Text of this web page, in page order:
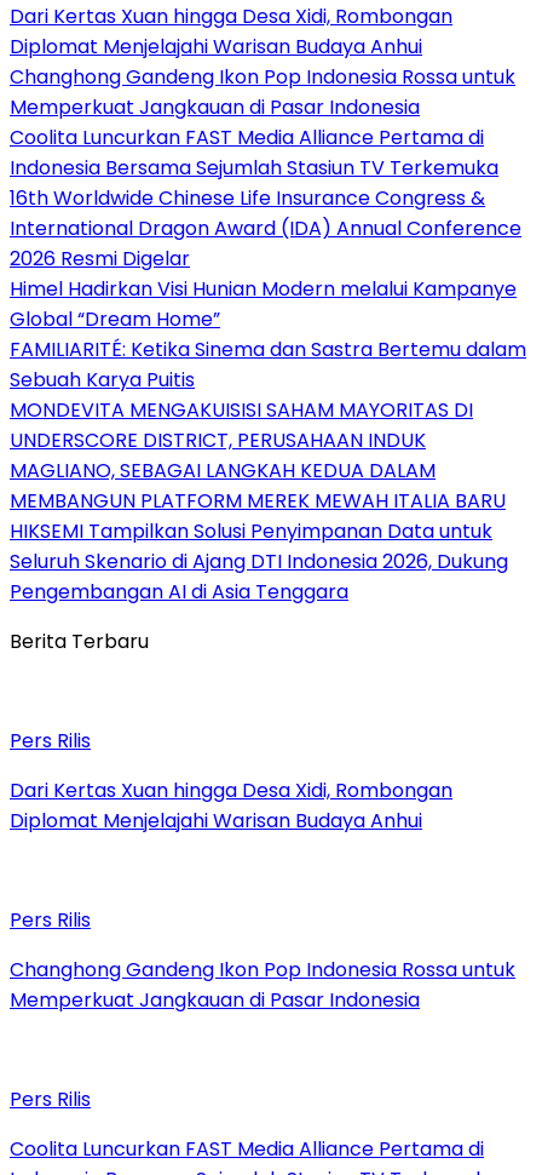
Dari Kertas Xuan hingga Desa Xidi, Rombongan
Diplomat Menjelajahi Warisan Budaya Anhui
Changhong Gandeng Ikon Pop Indonesia Rossa untuk
Memperkuat Jangkauan di Pasar Indonesia
Coolita Luncurkan FAST Media Alliance Pertama di
Indonesia Bersama Sejumlah Stasiun TV Terkemuka
16th Worldwide Chinese Life Insurance Congress &
International Dragon Award (IDA) Annual Conference
2026 Resmi Digelar
Himel Hadirkan Visi Hunian Modern melalui Kampanye
Global “Dream Home”
FAMILIARITÉ: Ketika Sinema dan Sastra Bertemu dalam
Sebuah Karya Puitis
MONDEVITA MENGAKUISISI SAHAM MAYORITAS DI
UNDERSCORE DISTRICT, PERUSAHAAN INDUK
MAGLIANO, SEBAGAI LANGKAH KEDUA DALAM
MEMBANGUN PLATFORM MEREK MEWAH ITALIA BARU
HIKSEMI Tampilkan Solusi Penyimpanan Data untuk
Seluruh Skenario di Ajang DTI Indonesia 2026, Dukung
Pengembangan AI di Asia Tenggara
Berita Terbaru
Pers Rilis
Dari Kertas Xuan hingga Desa Xidi, Rombongan
Diplomat Menjelajahi Warisan Budaya Anhui
Pers Rilis
Changhong Gandeng Ikon Pop Indonesia Rossa untuk
Memperkuat Jangkauan di Pasar Indonesia
Pers Rilis
Coolita Luncurkan FAST Media Alliance Pertama di